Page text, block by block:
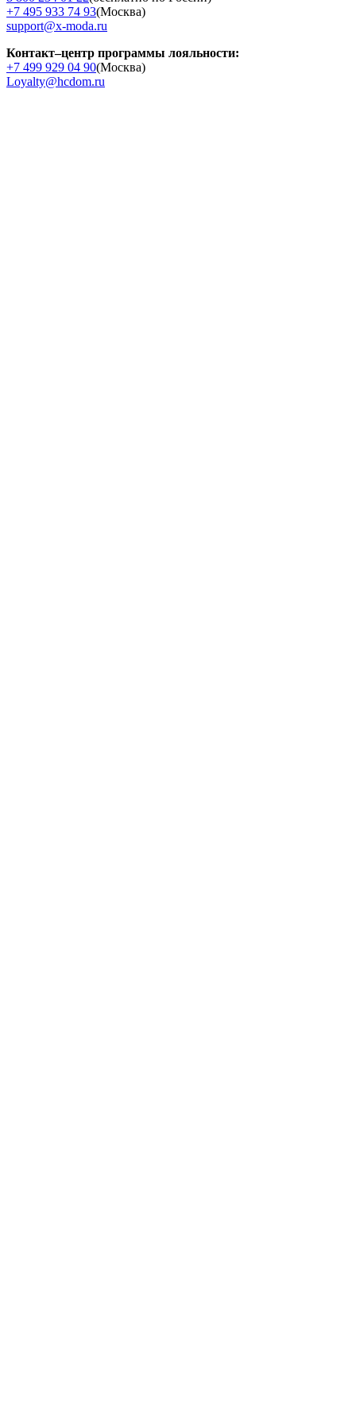
+7 495 933 74 93(Москва)
support@x-moda.ru
Контакт–центр программы лояльности:
+7 499 929 04 90(Москва)
Loyalty@hcdom.ru